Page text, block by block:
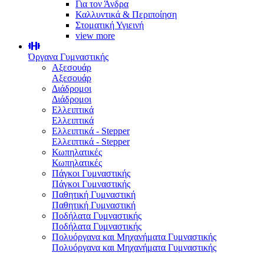
Για τον Άνδρα
Καλλυντικά & Περιποίηση
Στοματική Υγιεινή
view more
Όργανα Γυμναστικής
Αξεσουάρ
Αξεσουάρ
Διάδρομοι
Διάδρομοι
Ελλειπτικά
Ελλειπτικά
Ελλειπτικά - Stepper
Ελλειπτικά - Stepper
Κωπηλατικές
Κωπηλατικές
Πάγκοι Γυμναστικής
Πάγκοι Γυμναστικής
Παθητική Γυμναστική
Παθητική Γυμναστική
Ποδήλατα Γυμναστικής
Ποδήλατα Γυμναστικής
Πολυόργανα και Μηχανήματα Γυμναστικής
Πολυόργανα και Μηχανήματα Γυμναστικής